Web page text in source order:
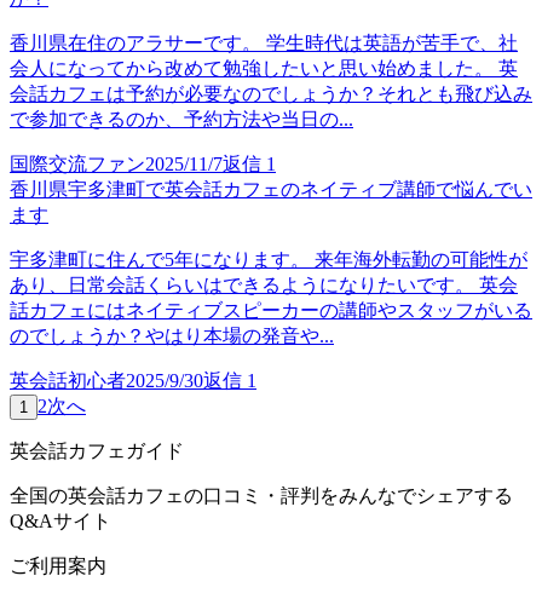
香川県在住のアラサーです。 学生時代は英語が苦手で、社
会人になってから改めて勉強したいと思い始めました。 英
会話カフェは予約が必要なのでしょうか？それとも飛び込み
で参加できるのか、予約方法や当日の...
国際交流ファン2025/11/7返信 1
香川県宇多津町で英会話カフェのネイティブ講師で悩んでい
ます
宇多津町に住んで5年になります。 来年海外転勤の可能性が
あり、日常会話くらいはできるようになりたいです。 英会
話カフェにはネイティブスピーカーの講師やスタッフがいる
のでしょうか？やはり本場の発音や...
英会話初心者2025/9/30返信 1
1 2次へ
英会話カフェガイド
全国の英会話カフェの口コミ・評判をみんなでシェアする
Q&Aサイト
ご利用案内